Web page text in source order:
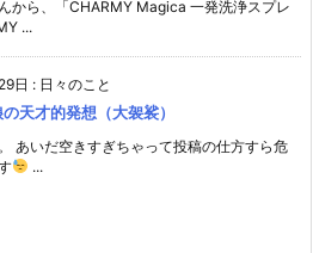
から、「CHARMY Magica 一発洗浄スプレ
...
日 : 日々のこと
天才的発想（大袈裟）
あいだ空きすぎちゃって投稿の仕方すら危
...